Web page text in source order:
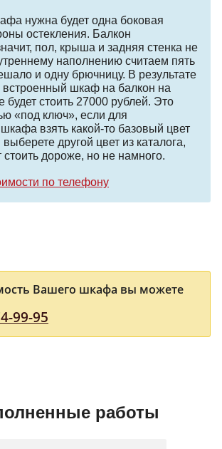
нужна будет одна боковая
остекления. Балкон
пол, крыша и задняя стенка не
наполнению считаем пять
и одну брючницу. В результате
встроенный шкаф на балкон на
будет стоить 27000 рублей. Это
«под ключ», если для
взять какой-то базовый цвет
другой цвет из каталога,
дороже, но не намного.
по телефону
Вашего шкафа вы можете
99-95
работы